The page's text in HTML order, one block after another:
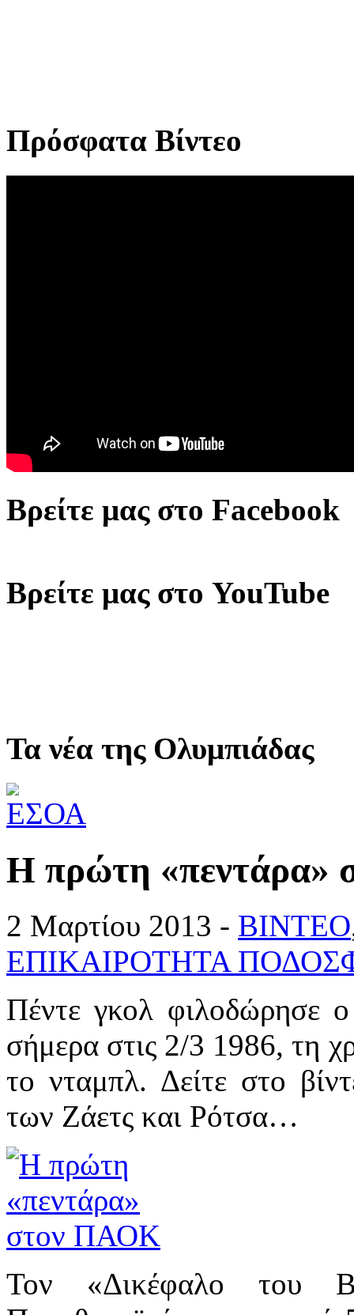
Πρόσφατα Βίντεο
Βρείτε μας στο Facebook
Βρείτε μας στο YouTube
Τα νέα της Ολυμπιάδας
H πρώτη
2 Μαρτίου 2013 - ΒΙΝΤΕΟ
ΕΠΙΚΑΙΡΟΤΗΤΑ
Πέντε γκολ φιλοδώρησε
σήμερα στις 2/3 1986, τη
το νταμπλ. Δείτε στο
των Ζάετς και Ρότσα…
Τον «Δικέφαλο του